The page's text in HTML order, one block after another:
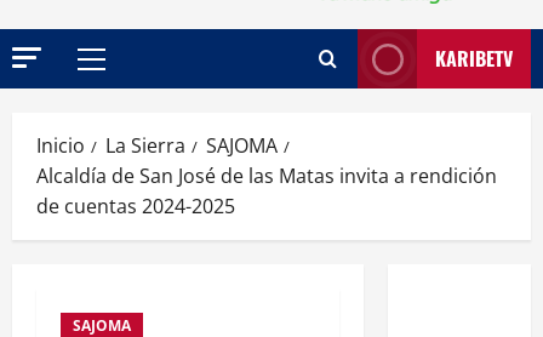
Menú
KARIBETV
Inicio La Sierra
SAJOMA
Alcaldía de San José de las Matas invita a rendición
de cuentas 2024-2025
SAJOMA